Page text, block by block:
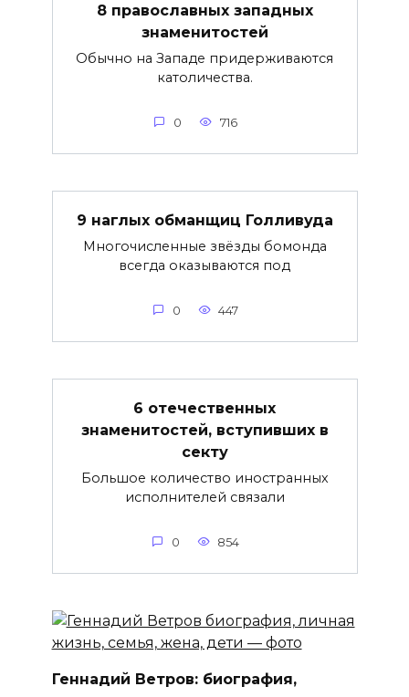
8 православных западных
знаменитостей
Обычно на Западе придерживаются
католичества.
0 716
9 наглых обманщиц Голливуда
Многочисленные звёзды бомонда
всегда оказываются под
0 447
6 отечественных
знаменитостей, вступивших в
секту
Большое количество иностранных
исполнителей связали
0 854
Геннадий Ветров: биография,